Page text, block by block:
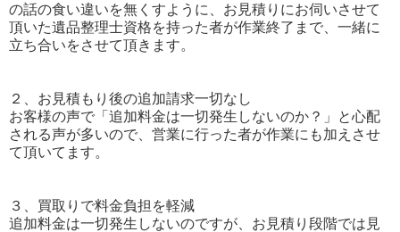
の話の食い違いを無くすように、お見積りにお伺いさせて
頂いた遺品整理士資格を持った者が作業終了まで、一緒に
立ち合いをさせて頂きます。
２、お見積もり後の追加請求一切なし
お客様の声で「追加料金は一切発生しないのか？」と心配
される声が多いので、営業に行った者が作業にも加えさせ
て頂いてます。
３、買取りで料金負担を軽減
追加料金は一切発生しないのですが、お見積り段階では見